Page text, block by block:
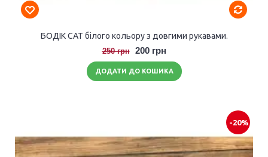
БОДІК CAT білого кольору з довгими рукавами.
250 грн 200 грн
ДОДАТИ ДО КОШИКА
-20%